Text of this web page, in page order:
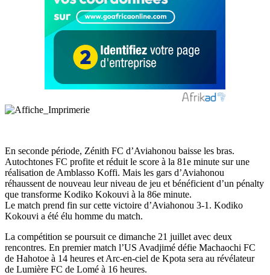
En seconde période, Zénith FC d’Aviahonou baisse les bras.
Autochtones FC profite et réduit le score à la 81e minute sur une
réalisation de Amblasso Koffi. Mais les gars d’Aviahonou
réhaussent de nouveau leur niveau de jeu et bénéficient d’un pénalty
que transforme Kodiko Kokouvi à la 86e minute.
Le match prend fin sur cette victoire d’Aviahonou 3-1. Kodiko
Kokouvi a été élu homme du match.
La compétition se poursuit ce dimanche 21 juillet avec deux
rencontres. En premier match l’US Avadjimé défie Machaochi FC
de Hahotoe à 14 heures et Arc-en-ciel de Kpota sera au révélateur
de Lumière FC de Lomé à 16 heures.